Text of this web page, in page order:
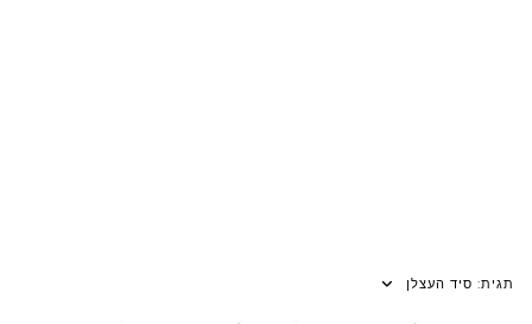
תגית: סיד העצלן